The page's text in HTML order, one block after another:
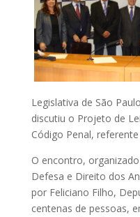
Legislativa de São
discutiu o Projeto de
Código Penal,
O encontro,
Defesa e Direito dos
por Feliciano Filho,
centenas de pessoas,